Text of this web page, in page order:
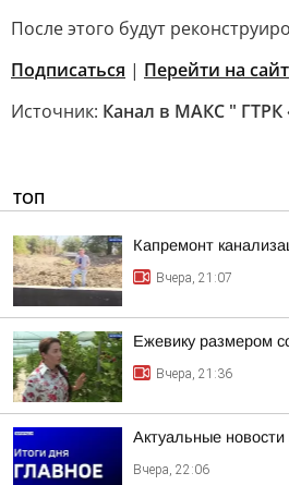
После этого будут
Подписаться | Перейти на сайт
Источник: Канал в МАКС " ГТРК
ТОП
Капремонт
Вчера, 21:07
Ежевику размером
Вчера, 21:36
Актуальные новости
Вчера, 22:06